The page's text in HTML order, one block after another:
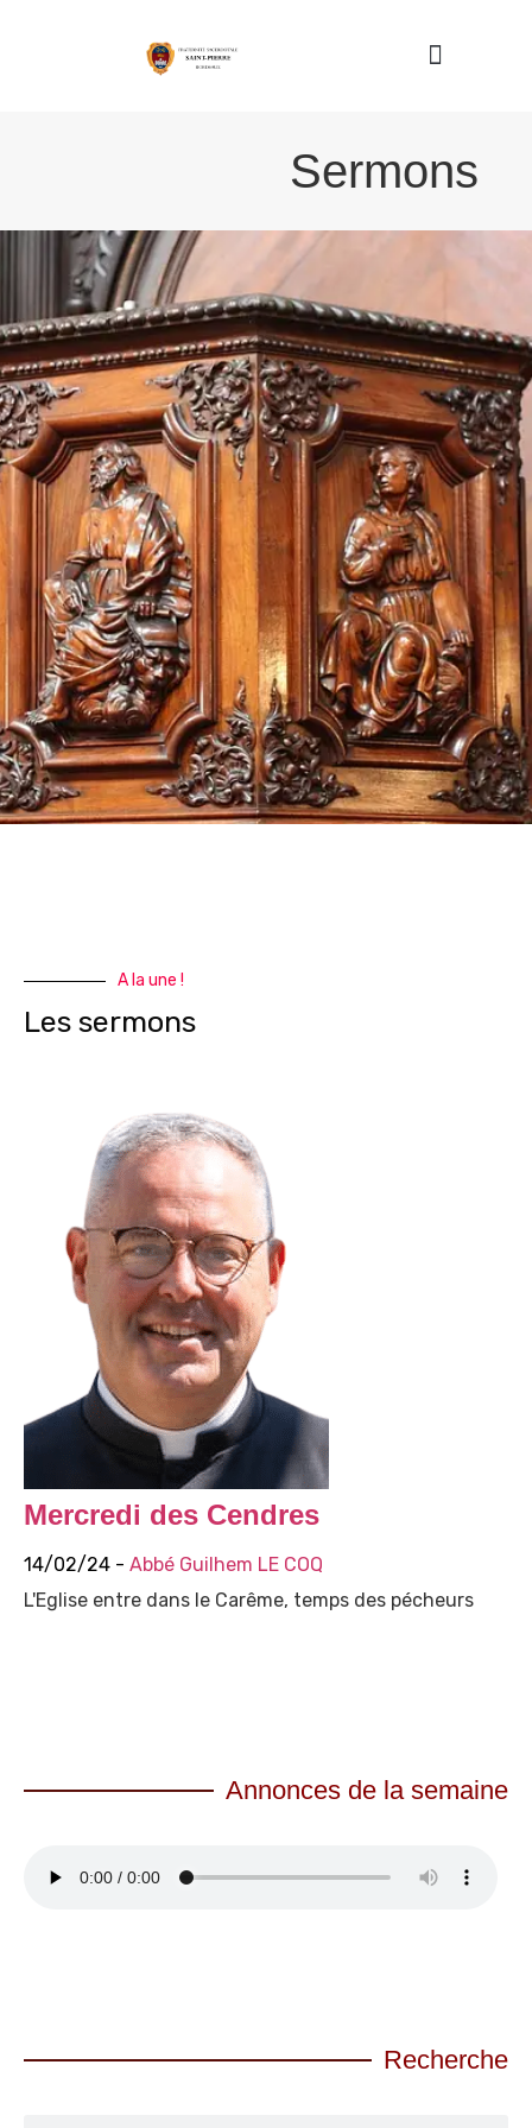
Sermons
A la une !
Les sermons
Mercredi des Cendres
14/02/24 - Abbé Guilhem LE COQ
L'Eglise entre dans le Carême, temps des pécheurs
Annonces de la semaine
Recherche